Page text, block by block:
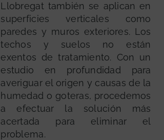
Llobregat también se aplican en
superficies verticales como
paredes y muros exteriores. Los
techos y suelos no están
exentos de tratamiento. Con un
estudio en profundidad para
averiguar el origen y causas de la
humedad o goteras, procedemos
a efectuar la solución más
acertada para eliminar el
problema.